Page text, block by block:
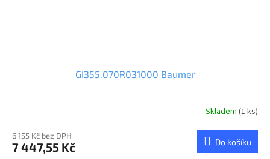
GI355.070R031000 Baumer
Skladem (1 ks)
6 155 Kč bez DPH
7 447,55 Kč Do košíku